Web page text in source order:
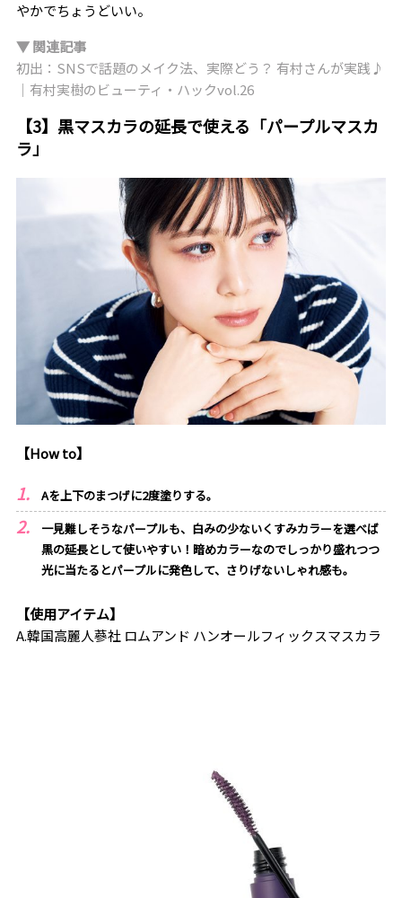
やかでちょうどいい。
▼ 関連記事
初出：SNSで話題のメイク法、実際どう？ 有村さんが実践♪
｜有村実樹のビューティ・ハックvol.26
【3】黒マスカラの延長で使える「パープルマスカ
ラ」
【How to】
Aを上下のまつげに2度塗りする。
一見難しそうなパープルも、白みの少ないくすみカラーを選べば
黒の延長として使いやすい！暗めカラーなのでしっかり盛れつつ
光に当たるとパープルに発色して、さりげないしゃれ感も。
【使用アイテム】
A.韓国高麗人蔘社 ロムアンド ハンオールフィックスマスカラ